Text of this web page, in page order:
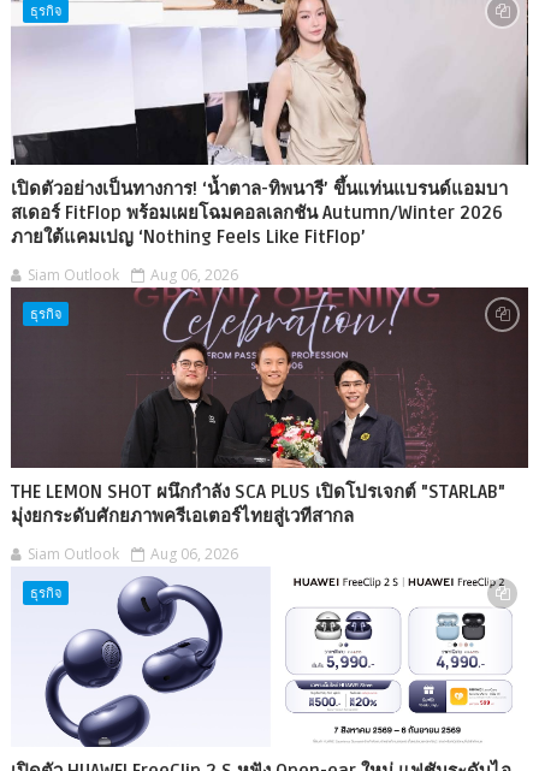
ธุรกิจ
เปิดตัวอย่างเป็นทางการ! ‘น้ำตาล-ทิพนารี’ ขึ้นแท่นแบรนด์แอมบา
สเดอร์ FitFlop พร้อมเผยโฉมคอลเลกชัน Autumn/Winter 2026
ภายใต้แคมเปญ ‘Nothing Feels Like FitFlop’
Siam Outlook Aug 06, 2026
ธุรกิจ
THE LEMON SHOT ผนึกกำลัง SCA PLUS เปิดโปรเจกต์ "STARLAB"
มุ่งยกระดับศักยภาพครีเอเตอร์ไทยสู่เวทีสากล
Siam Outlook Aug 06, 2026
ธุรกิจ